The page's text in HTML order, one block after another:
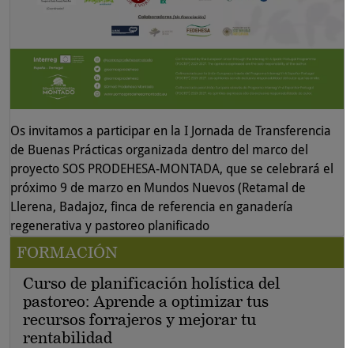
Os invitamos a participar en la I Jornada de Transferencia
de Buenas Prácticas organizada dentro del marco del
proyecto SOS PRODEHESA-MONTADA, que se celebrará el
próximo 9 de marzo en Mundos Nuevos (Retamal de
Llerena, Badajoz, finca de referencia en ganadería
regenerativa y pastoreo planificado
FORMACIÓN
Curso de planificación holística del
pastoreo: Aprende a optimizar tus
recursos forrajeros y mejorar tu
rentabilidad